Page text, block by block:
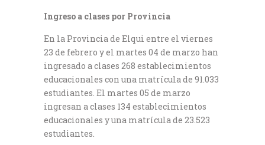
Ingreso a clases por Provincia
En la Provincia de Elqui entre el viernes
23 de febrero y el martes 04 de marzo han
ingresado a clases 268 establecimientos
educacionales con una matrícula de 91.033
estudiantes. El martes 05 de marzo
ingresan a clases 134 establecimientos
educacionales y una matrícula de 23.523
estudiantes.